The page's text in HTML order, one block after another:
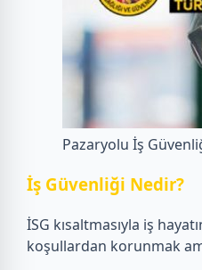
Pazaryolu İş
İş Güvenliği Nedir?
İSG kısaltmasıyla iş
koşullardan korunmak